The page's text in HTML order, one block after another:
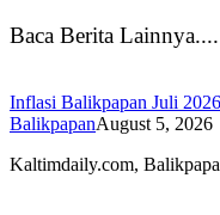
Baca Berita Lainnya....
Inflasi Balikpapan Juli
BalikpapanAugust 5, 2026
Kaltimdaily.com,